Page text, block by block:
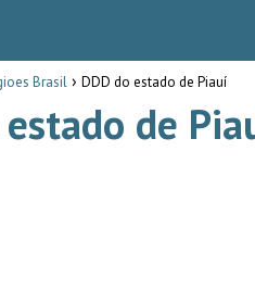
Brasil DDD do estado de Piauí
de